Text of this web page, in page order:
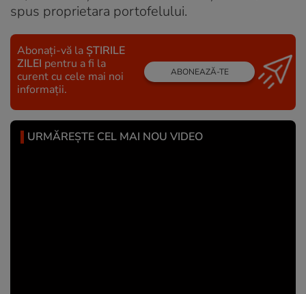
spus proprietara portofelului.
Abonați-vă la ȘTIRILE
ZILEI pentru a fi la
curent cu cele mai noi
informații.
ABONEAZĂ-TE
URMĂREȘTE CEL MAI NOU VIDEO